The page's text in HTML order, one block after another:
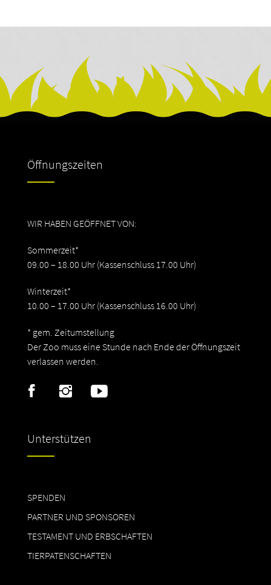
Öffnungszeiten
WIR HABEN GEÖFFNET VON:
Sommerzeit*
09.00 – 18.00 Uhr (Kassenschluss 17.00 Uhr)
Winterzeit*
10.00 – 17.00 Uhr (Kassenschluss 16.00 Uhr)
* gem. Zeitumstellung
Der Zoo muss eine Stunde nach Ende der Öffnungszeit
verlassen werden.
Unterstützen
SPENDEN
PARTNER UND SPONSOREN
TESTAMENT UND ERBSCHAFTEN
TIERPATENSCHAFTEN